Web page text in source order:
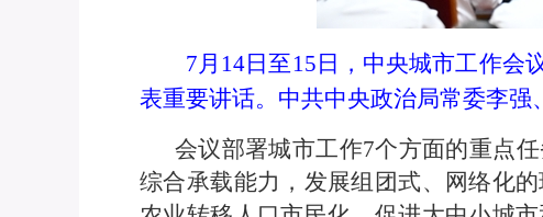
7月14日至15日，中央城市工作会
表重要讲话。中共中央政治局常委李
会议部署城市工作7个方面的重点
综合承载能力，发展组团式、网络化